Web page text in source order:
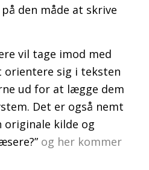
den måde at skrive
vil tage imod med
orientere sig i teksten
ud for at lægge dem
Det er også nemt
kilde og
og her kommer